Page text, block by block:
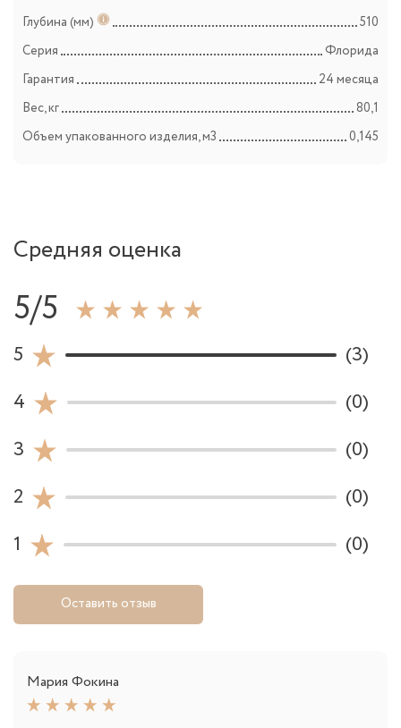
Глубина (мм)
510
Серия
Флорида
Гарантия
24 месяца
Вес, кг
80,1
Объем упакованного изделия, м3
0,145
Средняя оценка
5/5
5
(3)
4
(0)
3
(0)
2
(0)
1
(0)
Оставить отзыв
Мария Фокина